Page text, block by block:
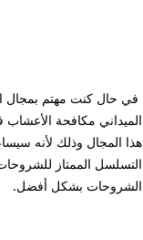
في حال كنت مهتم بمجال
الميداني مكافحة
هذا المجال وذلك لأنه
التسلسل الممتاز
الشروحات بشكل أفضل.